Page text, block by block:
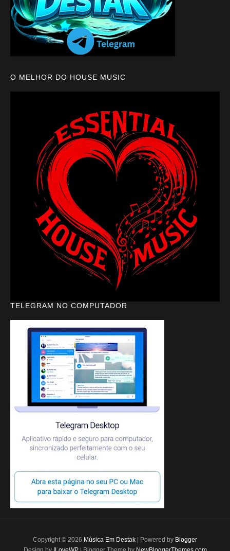
O MELHOR DO HOUSE MUSIC
TELEGRAM NO COMPUTADOR
Copyright © 2026 Música Em Destak | Powered by Blogger